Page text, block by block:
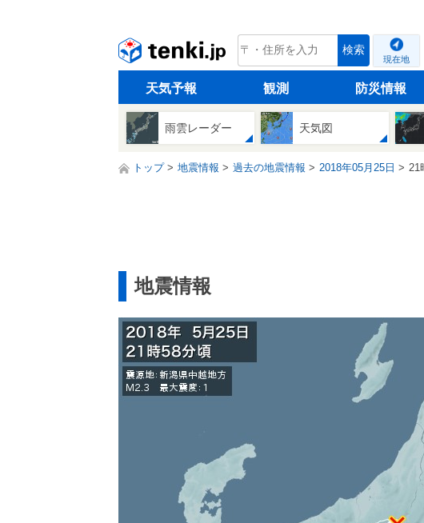
tenki.jp 検索
現在地
天気予報 観測 防災情報
雨雲レーダー 天気図
トップ 地震情報 過去の地震情報 2018年05月25日 21
地震情報